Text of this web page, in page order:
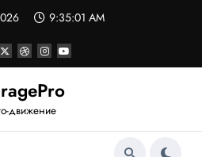
9:35:02 AM
движение